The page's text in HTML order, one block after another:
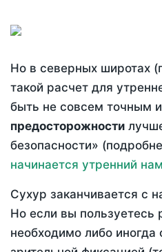
Но в северных широтах
такой расчет для
быть не совсем точным и
предосторожности
безопасности»
начинается утренний
Сухур заканчивается с
Но если вы пользуетесь
необходимо либо иногда